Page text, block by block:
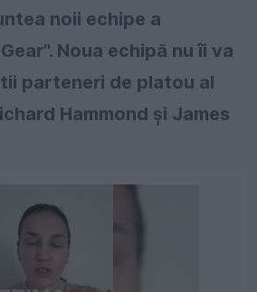
noii echipe a
Noua echipă nu îi va
parteneri de platou al
Hammond şi James